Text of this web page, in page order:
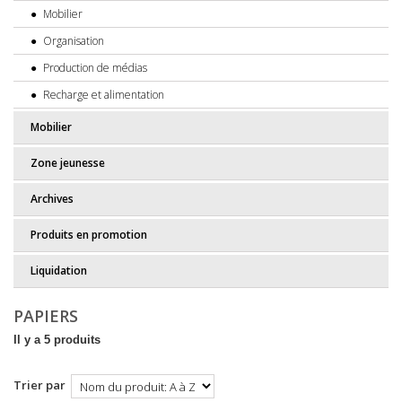
Mobilier
Organisation
Production de médias
Recharge et alimentation
Mobilier
Zone jeunesse
Archives
Produits en promotion
Liquidation
PAPIERS
Il y a 5 produits
Trier par